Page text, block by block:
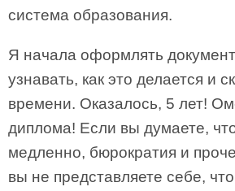
система образования.
Я начала оформлять
узнавать, как это делается и
времени. Оказалось, 5 лет!
диплома! Если вы думаете,
медленно, бюрократия и
вы не представляете себе,